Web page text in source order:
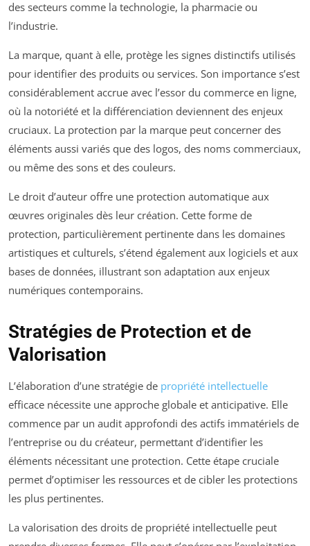
des secteurs comme la technologie, la pharmacie ou
l’industrie.
La marque, quant à elle, protège les signes distinctifs utilisés
pour identifier des produits ou services. Son importance s’est
considérablement accrue avec l’essor du commerce en ligne,
où la notoriété et la différenciation deviennent des enjeux
cruciaux. La protection par la marque peut concerner des
éléments aussi variés que des logos, des noms commerciaux,
ou même des sons et des couleurs.
Le droit d’auteur offre une protection automatique aux
œuvres originales dès leur création. Cette forme de
protection, particulièrement pertinente dans les domaines
artistiques et culturels, s’étend également aux logiciels et aux
bases de données, illustrant son adaptation aux enjeux
numériques contemporains.
Stratégies de Protection et de
Valorisation
L’élaboration d’une stratégie de propriété intellectuelle
efficace nécessite une approche globale et anticipative. Elle
commence par un audit approfondi des actifs immatériels de
l’entreprise ou du créateur, permettant d’identifier les
éléments nécessitant une protection. Cette étape cruciale
permet d’optimiser les ressources et de cibler les protections
les plus pertinentes.
La valorisation des droits de propriété intellectuelle peut